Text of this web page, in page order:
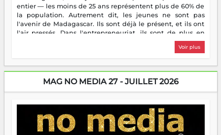
entier — les moins de 25 ans représentent plus de 60% de
la population. Autrement dit, les jeunes ne sont pas
l'avenir de Madagascar. Ils sont déjà le présent, et ils ont
l'air pressés. Dans l'entrepreneuriat, ils sont de plus en
plus nombreux à se lancer, à créer, à risquer — souvent
sans filet, souvent sans aide, mais toujours avec cette
dorment vraiment la nuit. En culture, les nouvelles sont
encore meilleures. Aina Rasamoelina vient de décrocher le
Prix RFI Instrumental Afrique. Miangaly Elia rafle le Prix
jeunes qui tiennent la torche. Alors oui, on pourrait
s'arrêter là, applaudir et rentrer chez soi satisfait. Mais ce
serait passer à côté d'une chose essentielle. La fougue, ça
brûle fort — et parfois, ça brûle vite. Une flamme sans
Voir plus
MAG NO MEDIA 27 - JUILLET 2026